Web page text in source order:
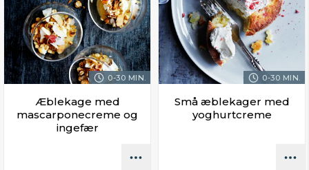
0-30 MIN.
Æblekage med
mascarponecreme og
ingefær
0-30 MIN.
Små æblekager med
yoghurtcreme